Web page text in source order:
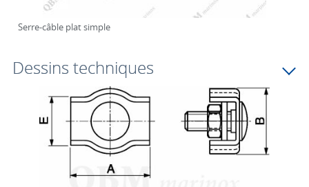
Serre-câble plat simple
Dessins techniques